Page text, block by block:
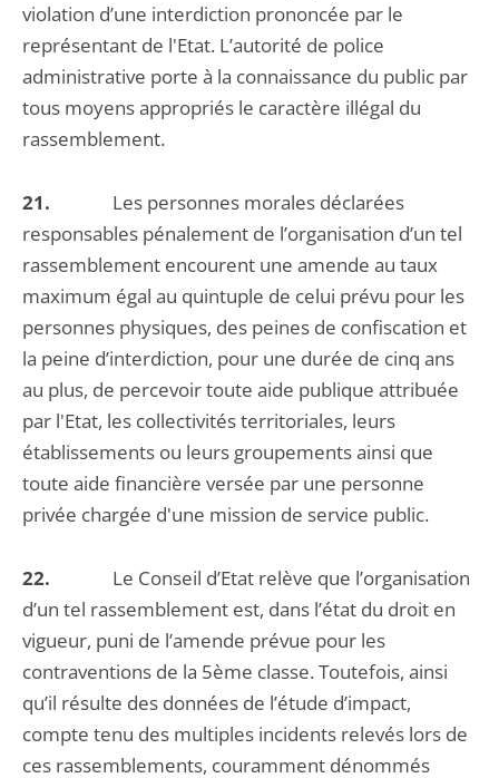
violation d’une interdiction prononcée par le
représentant de l'Etat. L’autorité de police
administrative porte à la connaissance du public par
tous moyens appropriés le caractère illégal du
rassemblement.
21. Les personnes morales déclarées
responsables pénalement de l’organisation d’un tel
rassemblement encourent une amende au taux
maximum égal au quintuple de celui prévu pour les
personnes physiques, des peines de confiscation et
la peine d’interdiction, pour une durée de cinq ans
au plus, de percevoir toute aide publique attribuée
par l'Etat, les collectivités territoriales, leurs
établissements ou leurs groupements ainsi que
toute aide financière versée par une personne
privée chargée d'une mission de service public.
22. Le Conseil d’Etat relève que l’organisation
d’un tel rassemblement est, dans l’état du droit en
vigueur, puni de l’amende prévue pour les
contraventions de la 5ème classe. Toutefois, ainsi
qu’il résulte des données de l’étude d’impact,
compte tenu des multiples incidents relevés lors de
ces rassemblements, couramment dénommés